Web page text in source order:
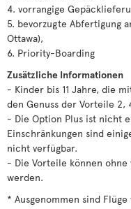
4. vorrangige
5. bevorzugte Abfertigung
Ottawa),
6. Priority-Boarding
Zusätzliche Informationen
- Kinder bis 11 Jahre, die
den Genuss der Vorteile 2,
- Die Option Plus ist nicht
Einschränkungen sind
nicht verfügbar.
- Die Vorteile können
werden.
* Ausgenommen sind